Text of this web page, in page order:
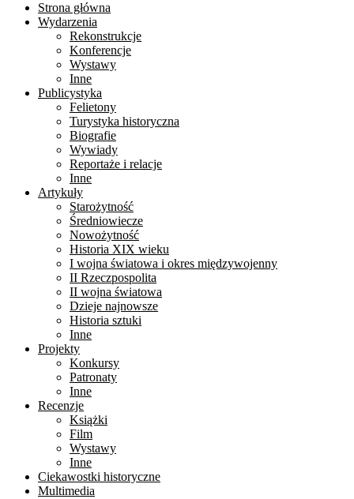
Strona główna
Wydarzenia
Rekonstrukcje
Konferencje
Wystawy
Inne
Publicystyka
Felietony
Turystyka historyczna
Biografie
Wywiady
Reportaże i relacje
Inne
Artykuły
Starożytność
Średniowiecze
Nowożytność
Historia XIX wieku
I wojna światowa i okres międzywojenny
II Rzeczpospolita
II wojna światowa
Dzieje najnowsze
Historia sztuki
Inne
Projekty
Konkursy
Patronaty
Inne
Recenzje
Książki
Film
Wystawy
Inne
Ciekawostki historyczne
Multimedia